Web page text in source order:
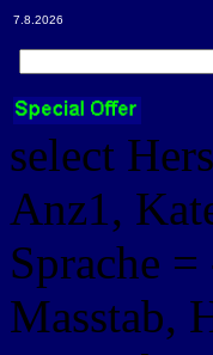
7.8.2026
select
Anz1,
Sprache
Masstab,